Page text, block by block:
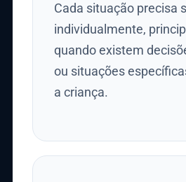
Cada situação precisa
individualmente,
quando existem
ou situações
a criança.